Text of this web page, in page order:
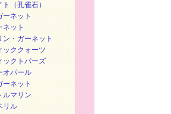
（孔雀石）
ーネット
ネット
ン・ガーネット
ッククォーツ
ックトパーズ
オパール
ーネット
ルマリン
リル